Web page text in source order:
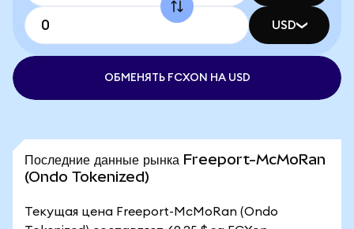
USD
ОБМЕНЯТЬ FCXON НА USD
Последние данные рынка Freeport-McMoRan
(Ondo Tokenized)
Текущая цена Freeport-McMoRan (Ondo